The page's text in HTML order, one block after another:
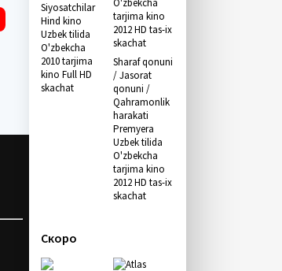
Siyosatchilar
Hind kino
Uzbek tilida
O'zbekcha
2010 tarjima
kino Full HD
skachat
Sharaf qonuni
/ Jasorat
qonuni /
Qahramonlik
harakati
Premyera
Uzbek tilida
O'zbekcha
tarjima kino
2012 HD tas-ix
skachat
Скоро